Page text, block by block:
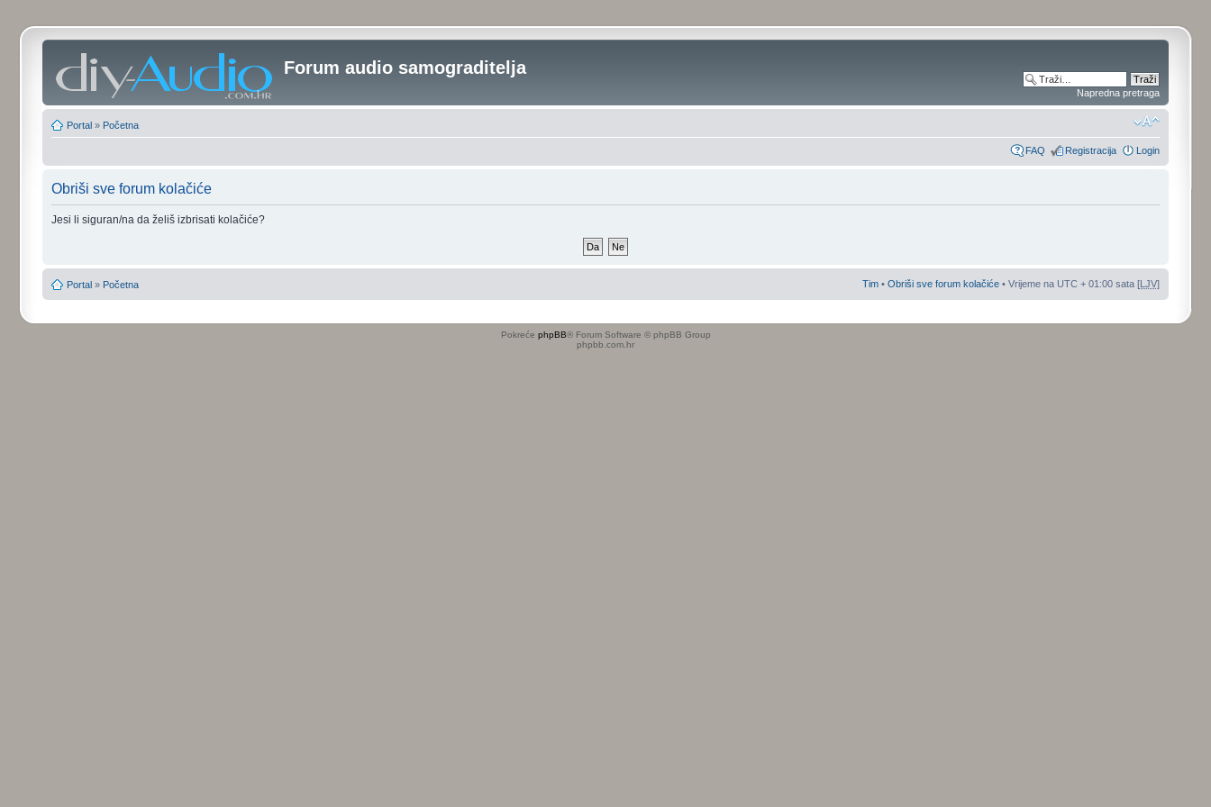
Forum audio samograditelja
Napredna pretraga
Portal » Početna
FAQ Registracija Login
Obriši sve forum kolačiće
Jesi li siguran/na da želiš izbrisati kolačiće?
Portal » Početna Tim• Obriši sve forum kolačiće• Vrijeme na UTC + 01:00 sata [LJV]
Pokreće phpBB® Forum Software © phpBB Group
phpbb.com.hr